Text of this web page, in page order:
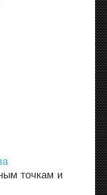
точкам и